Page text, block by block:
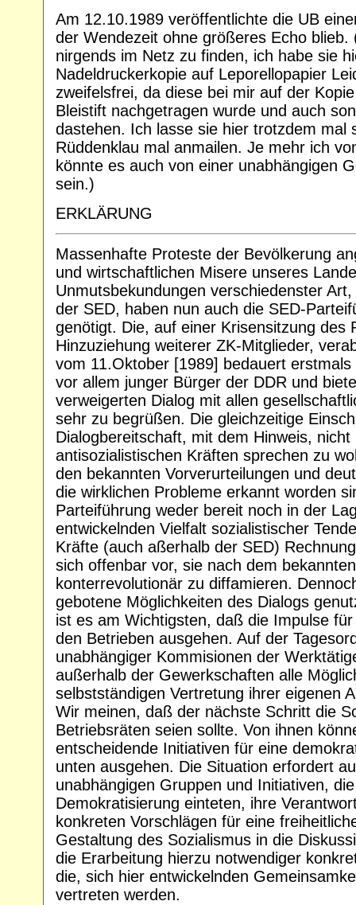
Am 12.10.1989 veröffentlichte die UB
der Wendezeit ohne größeres Echo blieb.
nirgends im Netz zu finden, ich habe sie
Nadeldruckerkopie auf Leporellopapier
zweifelsfrei, da diese bei mir auf der
Bleistift nachgetragen wurde und auch
dastehen. Ich lasse sie hier trotzdem mal
Rüddenklau mal anmailen. Je mehr ich
könnte es auch von einer unabhängigen
sein.)
ERKLÄRUNG
Massenhafte Proteste der Bevölkerung
und wirtschaftlichen Misere unseres
Unmutsbekundungen verschiedenster
der SED, haben nun auch die SED-
genötigt. Die, auf einer Krisensitzung des
Hinzuziehung weiterer ZK-Mitglieder,
vom 11.Oktober [1989] bedauert
vor allem junger Bürger der DDR und
verweigerten Dialog mit allen
sehr zu begrüßen. Die gleichzeitige
Dialogbereitschaft, mit dem Hinweis,
antisozialistischen Kräften sprechen zu
den bekannten Vorverurteilungen und
die wirklichen Probleme erkannt worden
Parteiführung weder bereit noch in der
entwickelnden Vielfalt sozialistischer
Kräfte (auch aßerhalb der SED)
sich offenbar vor, sie nach dem
konterrevolutionär zu diffamieren.
gebotene Möglichkeiten des Dialogs
ist es am Wichtigsten, daß die Impulse
den Betrieben ausgehen. Auf der
unabhängiger Kommisionen der
außerhalb der Gewerkschaften alle
selbstständigen Vertretung ihrer eigenen
Wir meinen, daß der nächste Schritt die
Betriebsräten seien sollte. Von ihnen
entscheidende Initiativen für eine
unten ausgehen. Die Situation erfordert
unabhängigen Gruppen und Initiativen,
Demokratisierung einteten, ihre
konkreten Vorschlägen für eine
Gestaltung des Sozialismus in die
die Erarbeitung hierzu notwendiger
die, sich hier entwickelnden
vertreten werden.